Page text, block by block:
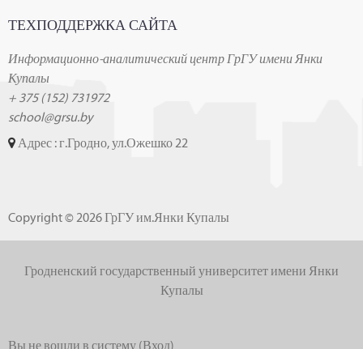
ТЕХПОДДЕРЖКА САЙТА
Информационно-аналитический центр ГрГУ имени Янки
Купалы
+ 375 (152) 731972
school@grsu.by
Адрес : г.Гродно, ул.Ожешко 22
Copyright © 2026 ГрГУ им.Янки Купалы
Гродненский государственный университет имени Янки
Купалы
Вы не вошли в систему (Вход)